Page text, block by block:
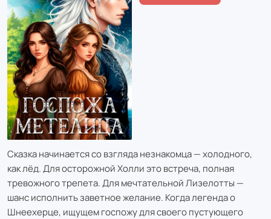
Сказка начинается со взгляда незнакомца — холодного,
как лёд. Для осторожной Холли это встреча, полная
тревожного трепета. Для мечтательной Лизелотты —
шанс исполнить заветное желание. Когда легенда о
Шнеехерце, ищущем госпожу для своего пустующего